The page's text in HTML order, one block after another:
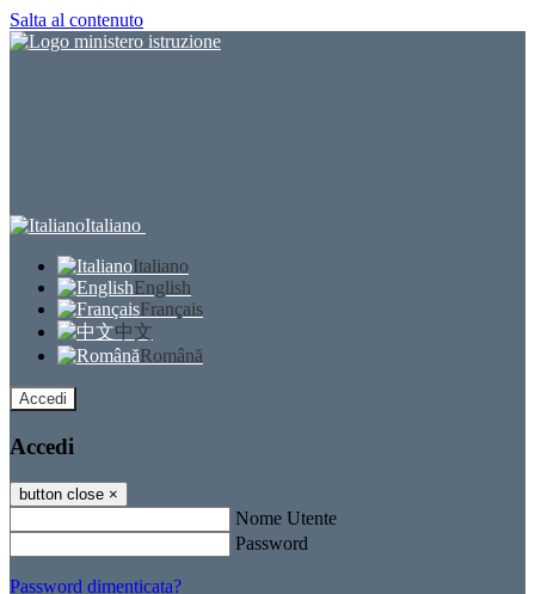
Salta al contenuto
Italiano
Italiano
English
Français
中文
Română
Accedi
Accedi
button close ×
Nome Utente
Password
Password dimenticata?